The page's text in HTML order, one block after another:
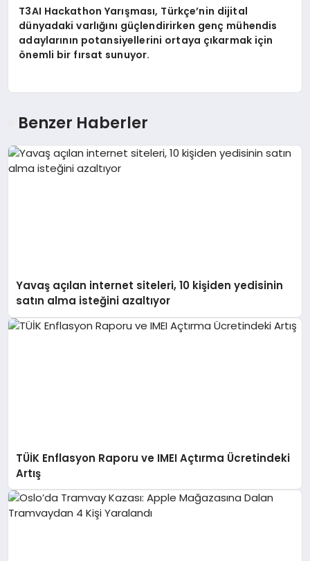
T3AI Hackathon Yarışması, Türkçe’nin dijital
dünyadaki varlığını güçlendirirken genç mühendis
adaylarının potansiyellerini ortaya çıkarmak için
önemli bir fırsat sunuyor.
Benzer Haberler
Yavaş açılan internet siteleri, 10 kişiden yedisinin
satın alma isteğini azaltıyor
TÜİK Enflasyon Raporu ve IMEI Açtırma Ücretindeki
Artış